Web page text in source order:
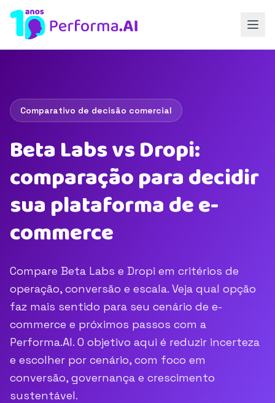
Comparativo de decisão comercial
Beta Labs vs Dropi:
comparação para decidir
sua plataforma de e-
commerce
Compare Beta Labs e Dropi em critérios de
operação, conversão e escala. Veja qual opção
faz mais sentido para seu cenário de e-
commerce e próximos passos com a
Performa.AI. O objetivo aqui é reduzir incerteza
e escolher por cenário, com foco em
conversão, governança e crescimento
sustentável.